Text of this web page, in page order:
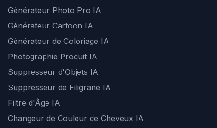
Générateur Photo Pro IA
Générateur Cartoon IA
Générateur de Coloriage IA
Photographie Produit IA
Suppresseur d'Objets IA
Suppresseur de Filigrane IA
Filtre d'Âge IA
Changeur de Couleur de Cheveux IA